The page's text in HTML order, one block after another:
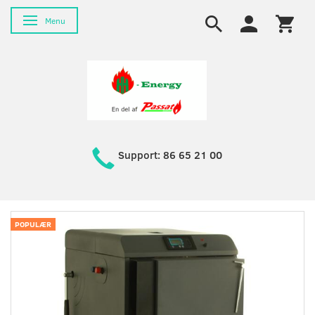
Skifte navigation
Menu
Support: 86 65 21 00
POPULÆR